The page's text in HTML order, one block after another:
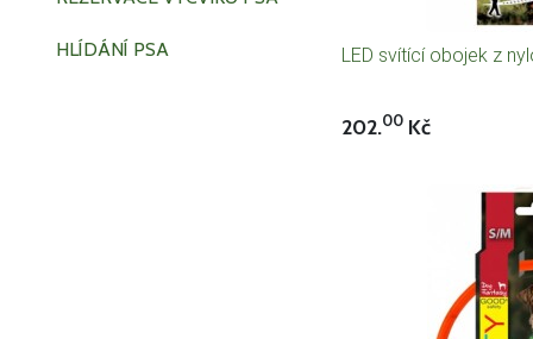
HLÍDÁNÍ PSA LED svítící obojek z
202.00 Kč